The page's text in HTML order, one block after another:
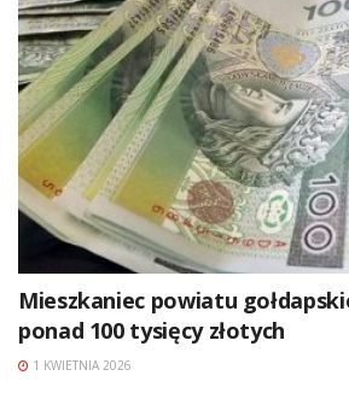
Mieszkaniec powiatu
ponad 100 tysięcy złotych
1 KWIETNIA 2026